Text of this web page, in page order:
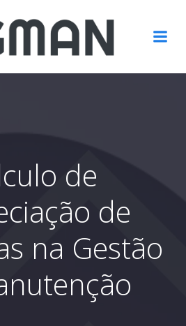
para
conteúdo
de
de
na Gestão